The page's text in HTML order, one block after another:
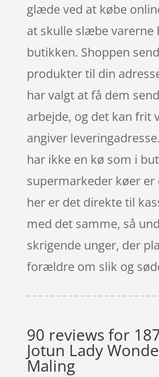
glæde ved at købe
at skulle slæbe varerne
butikken. Shoppen
produkter til din
har valgt at få dem
arbejde, og det kan frit
angiver
har ikke en kø som i
supermarkeder køer er
her er det direkte til
med det samme, så
skrigende unger, der
forældre om slik og
90 reviews for
Jotun Lady
Maling